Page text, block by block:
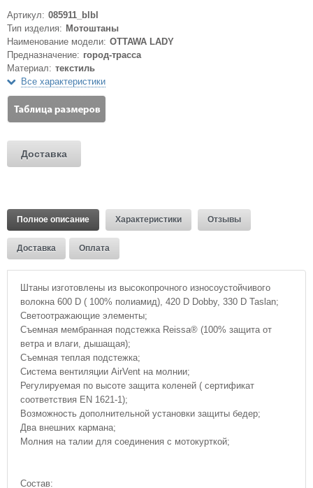
Артикул: 085911_blbl
Тип изделия: Мотоштаны
Наименование модели: OTTAWA LADY
Предназначение: город-трасса
Материал: текстиль
Все характеристики
Доставка
Полное описание Характеристики Отзывы
Доставка Оплата
Штаны изготовлены из высокопрочного износоустойчивого
волокна 600 D ( 100% полиамид), 420 D Dobby, 330 D Taslan;
Светоотражающие элементы;
Съемная мембранная подстежка Reissa® (100% защита от
ветра и влаги, дышащая);
Съемная теплая подстежка;
Система вентиляции AirVent на молнии;
Регулируемая по высоте защита коленей ( сертификат
соответствия EN 1621-1);
Возможность дополнительной установки защиты бедер;
Два внешних кармана;
Молния на талии для соединения с мотокурткой;
Состав: